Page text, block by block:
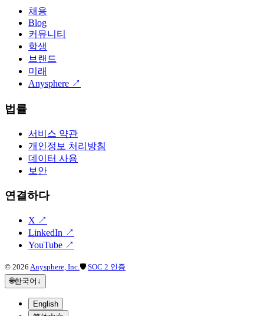
채용
Blog
커뮤니티
학생
브랜드
미래
Anysphere ↗
법률
서비스 약관
개인정보 처리방침
데이터 사용
보안
연결하다
X ↗
LinkedIn ↗
YouTube ↗
© 2026 Anysphere, Inc. 🛡 SOC 2 인증
🌐한국어 ↓
English